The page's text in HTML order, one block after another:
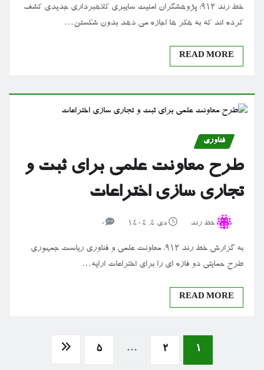
خط رند 912: پژوهشگران امنیت سایبری کلاهبرداری جدیدی کشف
کرده اند که به هکر ها اجازه می دهد بدون شکستن…
READ MORE
فناوری
طرح معاونت علمی برای ثبت و
تجاری سازی اختراعات
خط رند دی ۴, ۱۴۰۴ 0
به گزارش خط رند 912، معاونت علمی و فناوری ریاست جمهوری
طرح حمایتی دو فازه ای را برای اختراعات ارایه…
READ MORE
صفحه‌بندی
1
2
…
5